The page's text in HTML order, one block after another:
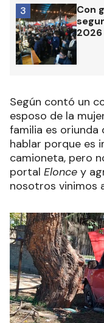
Con
2026
3
Según contó un
esposo de la
familia es oriunda
hablar porque es
camioneta, pero
portal Elonce y
nosotros vinimos